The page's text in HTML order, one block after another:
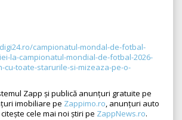
campionatul-mondal-de-fotbal-
la-campionatul-mondial-de-fotbal-2026-
cu-toate-starurile-si-mizeaza-pe-o-
Zapp și publică anunțuri gratuite pe
imobiliare pe Zappimo.ro, anunțuri auto
citește cele mai noi știri pe ZappNews.ro.